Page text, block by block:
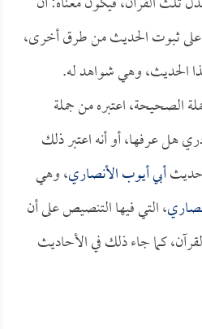
على ثبوت الحديث من طرق أخرى،
الحديث، وهي شواهد له.
الصحيحة، اعتبره من جملة
هل عرفها، أو أنه اعتبر ذلك
حديثأبي أيوب الأنصاري، وهي
، التي فيها التنصيص على أن
كما جاء ذلك في الأحاديث